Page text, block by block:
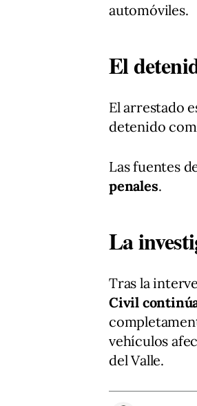
automóviles.
El
El arrestado
detenido
Las fuentes
penales.
La
Tras la
Civil
vehículos
del Valle.